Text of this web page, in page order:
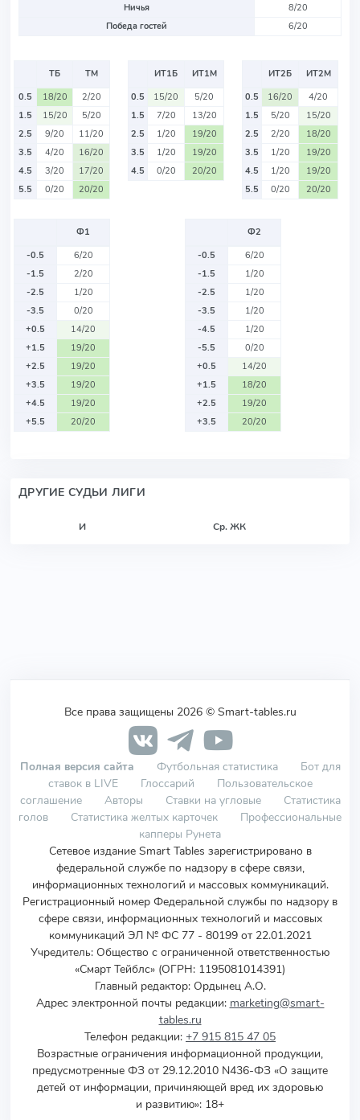
Ничья
8/20
Победа гостей
6/20
ТБ
ТМ
0.5
18/20
2/20
1.5
15/20
5/20
2.5
9/20
11/20
3.5
4/20
16/20
4.5
3/20
17/20
5.5
0/20 20/20
ИТ1Б
ИТ1М
0.5
15/20
5/20
1.5
7/20
13/20
2.5
1/20
19/20
3.5
1/20
19/20
4.5
0/20 20/20
ИТ2Б
ИТ2М
0.5
16/20
4/20
1.5
5/20
15/20
2.5
2/20
18/20
3.5
1/20
19/20
4.5
1/20
19/20
5.5
0/20 20/20
Ф1
-0.5
6/20
-1.5
2/20
-2.5
1/20
-3.5
0/20
+0.5
14/20
+1.5
19/20
+2.5
19/20
+3.5
19/20
+4.5
19/20
+5.5
20/20
Ф2
-0.5
6/20
-1.5
1/20
-2.5
1/20
-3.5
1/20
-4.5
1/20
-5.5
0/20
+0.5
14/20
+1.5
18/20
+2.5
19/20
+3.5
20/20
ДРУГИЕ СУДЬИ ЛИГИ
И Ср. ЖК
Все права защищены 2026 © Smart-tables.ru
Полная версия сайта Футбольная статистика
Бот для
ставок в LIVE
Глоссарий
Пользовательское
соглашение
Авторы Ставки на угловые
Статистика
голов
Статистика желтых карточек
Профессиональные
капперы Рунета
Сетевое издание Smart Tables зарегистрировано в
федеральной службе по надзору в сфере связи,
информационных технологий и массовых коммуникаций.
Регистрационный номер Федеральной службы по надзору в
сфере связи, информационных технологий и массовых
коммуникаций ЭЛ № ФС 77 - 80199 от 22.01.2021
Учредитель: Общество с ограниченной ответственностью
«Смарт Тейблс» (ОГРН: 1195081014391)
Главный редактор: Ордынец А.О.
Адрес электронной почты редакции: marketing@smart-
tables.ru
Телефон редакции: +7 915 815 47 05
Возрастные ограничения информационной продукции,
предусмотренные ФЗ от 29.12.2010 N436-ФЗ «О защите
детей от информации, причиняющей вред их здоровью
и развитию»: 18+